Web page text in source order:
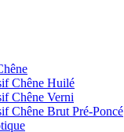
Chêne Huilé
Chêne Verni
Chêne Brut Pré-Poncé